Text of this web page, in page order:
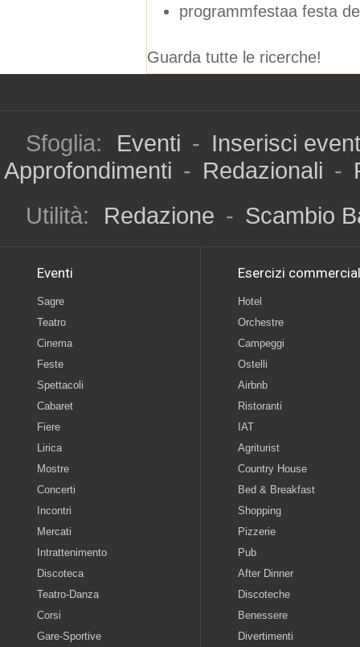
programmfestaa festa
Guarda tutte le ricerche!
Sfoglia: Eventi - Inserisci
Approfondimenti - Redazionali -
Utilità:
Redazione - Scambio
Eventi
Sagre
Teatro
Cinema
Feste
Spettacoli
Cabaret
Fiere
Lirica
Mostre
Concerti
Incontri
Mercati
Intrattenimento
Discoteca
Teatro-Danza
Corsi
Gare-Sportive
Esercizi
Hotel
Orchestre
Campeggi
Ostelli
Airbnb
Ristoranti
IAT
Agriturist
Country House
Bed & Breakfast
Shopping
Pizzerie
Pub
After Dinner
Discoteche
Benessere
Divertimenti